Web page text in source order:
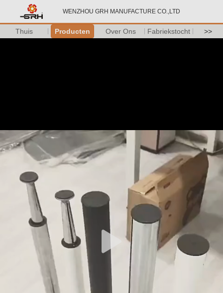
WENZHOU GRH MANUFACTURE CO.,LTD
Thuis Producten Over Ons Fabriekstocht >>